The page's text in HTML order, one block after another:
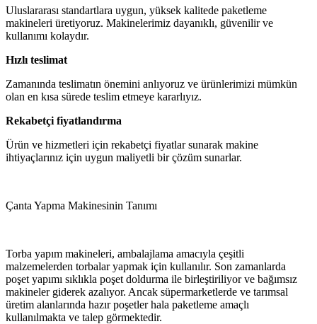
Uluslararası standartlara uygun, yüksek kalitede paketleme
makineleri üretiyoruz. Makinelerimiz dayanıklı, güvenilir ve
kullanımı kolaydır.
Hızlı teslimat
Zamanında teslimatın önemini anlıyoruz ve ürünlerimizi mümkün
olan en kısa sürede teslim etmeye kararlıyız.
Rekabetçi fiyatlandırma
Ürün ve hizmetleri için rekabetçi fiyatlar sunarak makine
ihtiyaçlarınız için uygun maliyetli bir çözüm sunarlar.
Çanta Yapma Makinesinin Tanımı
Torba yapım makineleri, ambalajlama amacıyla çeşitli
malzemelerden torbalar yapmak için kullanılır. Son zamanlarda
poşet yapımı sıklıkla poşet doldurma ile birleştiriliyor ve bağımsız
makineler giderek azalıyor. Ancak süpermarketlerde ve tarımsal
üretim alanlarında hazır poşetler hala paketleme amaçlı
kullanılmakta ve talep görmektedir.